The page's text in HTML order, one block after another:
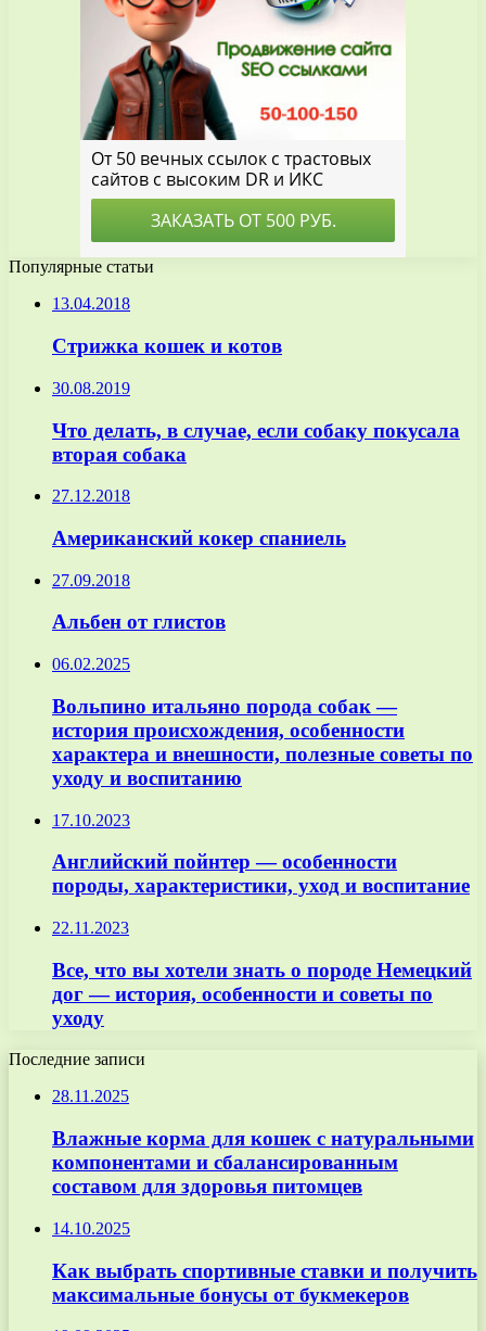
Популярные статьи
13.04.2018
Стрижка кошек и котов
30.08.2019
Что делать, в случае, если собаку покусала
вторая собака
27.12.2018
Американский кокер спаниель
27.09.2018
Альбен от глистов
06.02.2025
Вольпино итальяно порода собак —
история происхождения, особенности
характера и внешности, полезные советы по
уходу и воспитанию
17.10.2023
Английский пойнтер — особенности
породы, характеристики, уход и воспитание
22.11.2023
Все, что вы хотели знать о породе Немецкий
дог — история, особенности и советы по
уходу
Последние записи
28.11.2025
Влажные корма для кошек с натуральными
компонентами и сбалансированным
составом для здоровья питомцев
14.10.2025
Как выбрать спортивные ставки и получить
максимальные бонусы от букмекеров